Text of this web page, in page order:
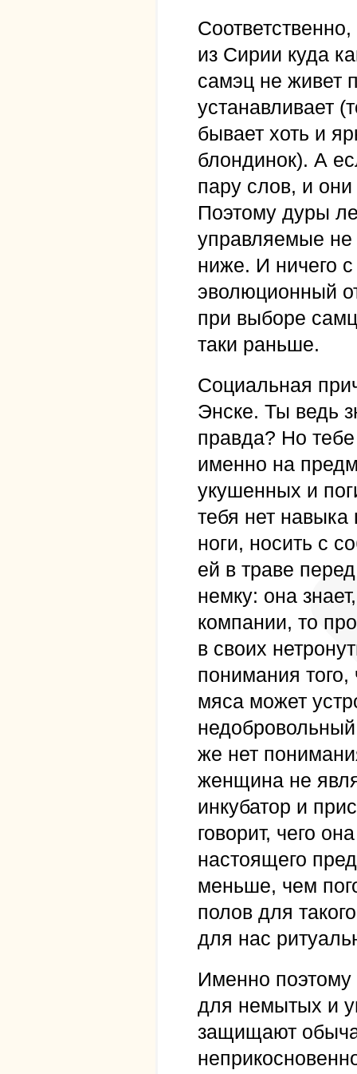
из Сирии куда
самэц не живет
устанавливает
бывает хоть и
блондинок). А
пару слов, и
Поэтому дуры
управляемые не
ниже. И ничего
эволюционный
при выборе
таки раньше.
Социальная
Энске. Ты ведь
правда? Но тебе
именно на
укушенных и
тебя нет
ноги, носить с
ей в траве
немку: она
компании, то
в своих
понимания
мяса может
же нет
женщина не
инкубатор и
говорит, чего
настоящего
меньше, чем
полов для
для нас
Именно поэтому
для немытых и
защищают